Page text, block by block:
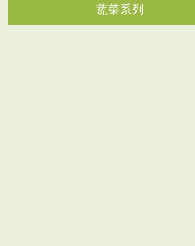
蔬菜系列